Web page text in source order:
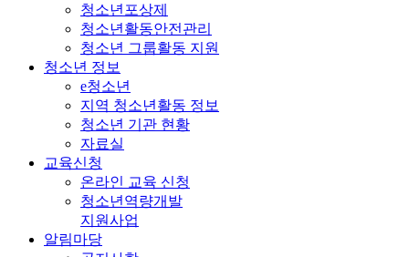
청소년포상제
청소년활동안전관리
청소년 그룹활동 지원
청소년 정보
e청소년
지역 청소년활동 정보
청소년 기관 현황
자료실
교육신청
온라인 교육 신청
청소년역량개발
지원사업
알림마당